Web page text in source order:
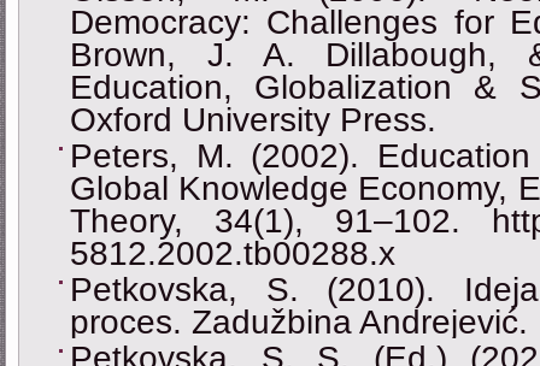
Democracy: Challenges for
Brown, J. A. Dillabough,
Education, Globalization &
Oxford University Press.
Peters, M. (2002).
Global Knowledge Economy,
Theory, 34(1), 91–102.
5812.2002.tb00288.x
Petkovska, S. (2010).
proces. Zadužbina Andrejević.
Petkovska, S. S. (Ed.)